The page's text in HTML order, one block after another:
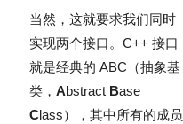
当然，这就要求我们同时
实现两个接口。C++ 接口
就是经典的 ABC（抽象基
类， Abstract Base
Class），其中所有的成员